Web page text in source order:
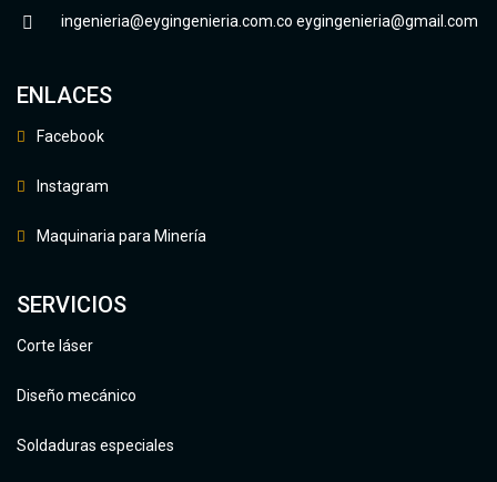
ingenieria@eygingenieria.com.co eygingenieria@gmail.com
ENLACES
Facebook
Instagram
Maquinaria para Minería
SERVICIOS
Corte láser
Diseño mecánico
Soldaduras especiales